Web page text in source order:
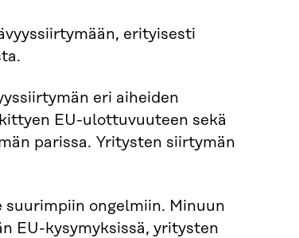
erityisesti
eri aiheiden
EU-ulottuvuuteen sekä
parissa. Yritysten siirtymän
ongelmiin. Minuun
EU-kysymyksissä, yritysten